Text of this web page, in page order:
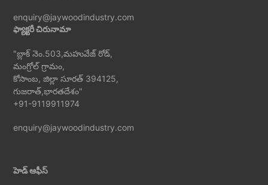
enquiry@jaywoodindustry.com
ఫ్యాక్టరీ చిరునామా
"బ్లాక్ నెం.503,మహువేజ్ రోడ్,
మంగ్రోల్ గ్రామం,
కోసాంబ, జిల్లా సూరత్ 394125,
గుజరాత్,భారతదేశం"
+91-9119911974
enquiry@jaywoodindustry.com
హెడ్ ఆఫీస్